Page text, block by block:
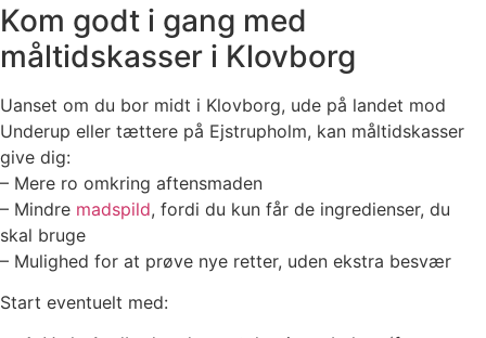
Kom godt i gang med
måltidskasser i Klovborg
Uanset om du bor midt i Klovborg, ude på landet mod
Underup eller tættere på Ejstrupholm, kan måltidskasser
give dig:
– Mere ro omkring aftensmaden
– Mindre madspild, fordi du kun får de ingredienser, du
skal bruge
– Mulighed for at prøve nye retter, uden ekstra besvær
Start eventuelt med: